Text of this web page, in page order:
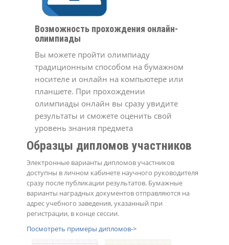
Возможность прохождения онлайн-
олимпиады
Вы можете пройти олимпиаду
традиционным способом на бумажном
носителе и онлайн на компьютере или
планшете. При прохождении
олимпиады онлайн вы сразу увидите
результаты и сможете оценить свой
уровень знания предмета
Образцы дипломов участников
Электронные варианты дипломов участников
доступны в личном кабинете научного руководителя
сразу после публикации результатов. Бумажные
варианты наградных документов отправляются на
адрес учебного заведения, указанный при
регистрации, в конце сессии.
Посмотреть примеры дипломов->